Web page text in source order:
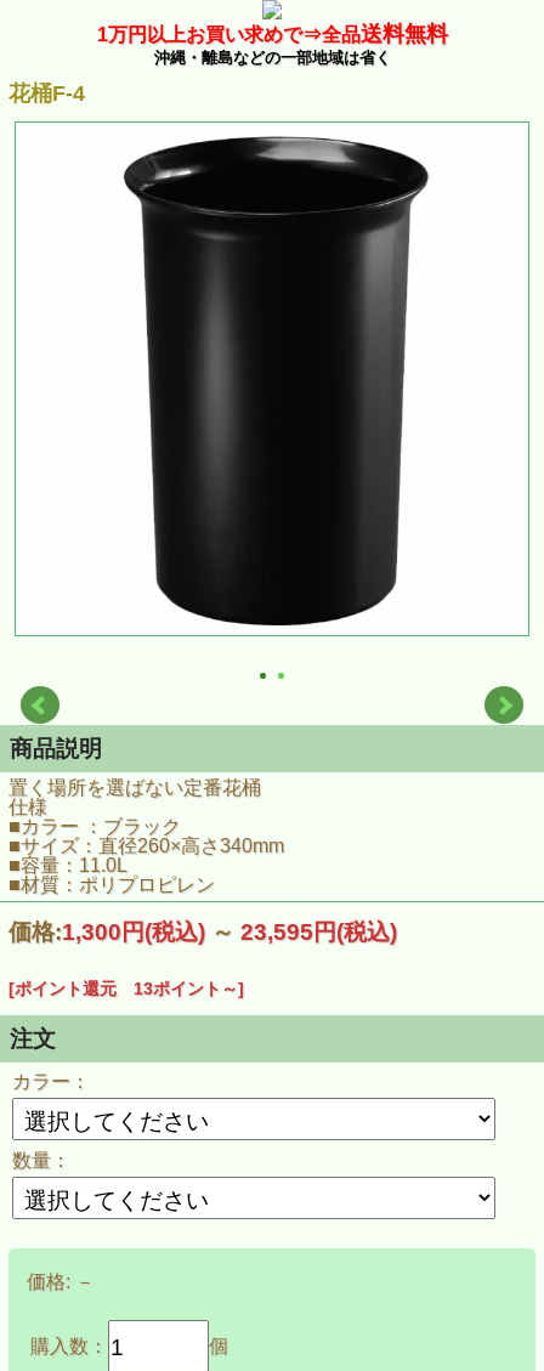
1万円以上お買い求めで⇒全品送料無料
沖縄・離島などの一部地域は省く
花桶F-4
商品説明
置く場所を選ばない定番花桶
仕様
■カラー ：ブラック
■サイズ：直径260×高さ340mm
■容量：11.0L
■材質：ポリプロピレン
価格:1,300円(税込) ～ 23,595円(税込)
[ポイント還元 13ポイント～]
注文
カラー：
数量：
価格:－
購入数： 個